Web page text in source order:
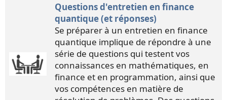
Questions d'entretien en finance
quantique (et réponses)
Se préparer à un entretien en finance
quantique implique de répondre à une
série de questions qui testent vos
connaissances en mathématiques, en
finance et en programmation, ainsi que
vos compétences en matière de